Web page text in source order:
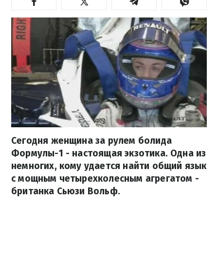
Сегодня женщина за рулем болида
Формулы-1 - настоящая экзотика. Одна из
немногих, кому удается найти общий язык
с мощным четырехколесным агрегатом -
британка Сьюзи Вольф.